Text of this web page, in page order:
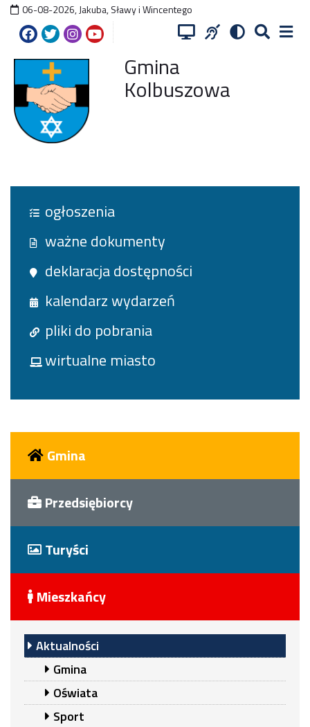
06-08-2026,Jakuba, Sławy i Wincentego
Gmina
Kolbuszowa
ogłoszenia
ważne dokumenty
deklaracja dostępności
kalendarz wydarzeń
pliki do pobrania
wirtualne miasto
Gmina
Przedsiębiorcy
Turyści
Mieszkańcy
Aktualności
Gmina
Oświata
Sport